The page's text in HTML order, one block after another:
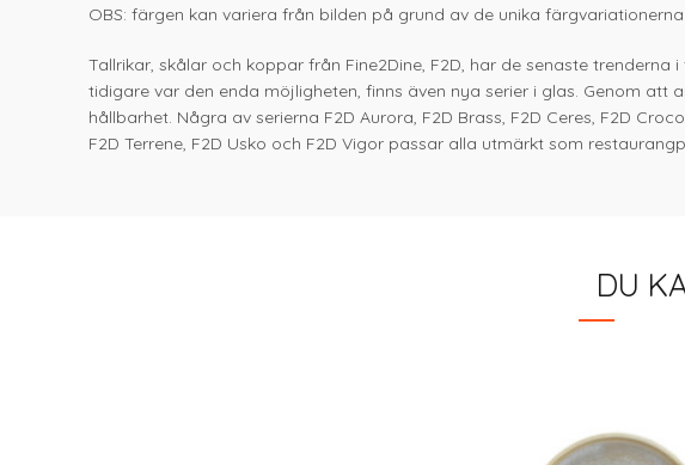
OBS: färgen kan variera från bilden på grund av de unika
Tallrikar, skålar och koppar från Fine2Dine, F2D, har de senaste
tidigare var den enda möjligheten, finns även nya serier i glas. Genom
hållbarhet. Några av serierna F2D Aurora, F2D Brass, F2D Ceres, F2D
F2D Terrene, F2D Usko och F2D Vigor passar alla utmärkt som
DU